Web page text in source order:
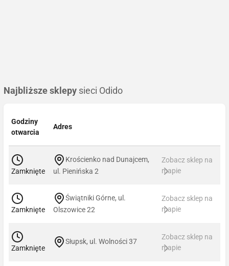
Najbliższe sklepy sieci Odido
Godziny
otwarcia
Adres
Zamknięte
Krościenko nad Dunajcem,
ul. Pienińska 2
Zobacz sklep na
mapie
Zamknięte
Świątniki Górne, ul.
Olszowice 22
Zobacz sklep na
mapie
Zamknięte
Słupsk, ul. Wolności 37
Zobacz sklep na
mapie